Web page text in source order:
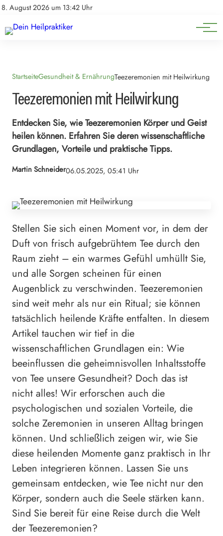
8. August 2026 um 13:42 Uhr
Impressum
Natürliche Medizin
Heilpflanzen & Kräuterkunde
StartseiteGesundheit & ErnährungTeezeremonien mit Heilwirkung
Teezeremonien mit Heilwirkung
Entdecken Sie, wie Teezeremonien Körper und Geist
heilen können. Erfahren Sie deren wissenschaftliche
Grundlagen, Vorteile und praktische Tipps.
Martin Schneider06.05.2025, 05:41 Uhr
Stellen Sie sich einen Moment vor, in dem der
Duft von frisch aufgebrühtem Tee durch den
Raum zieht – ein warmes Gefühl umhüllt Sie,
und alle Sorgen scheinen für einen
Augenblick zu verschwinden. Teezeremonien
sind weit mehr als nur ein Ritual; sie können
tatsächlich heilende Kräfte entfalten. In diesem
Artikel tauchen wir tief in die
wissenschaftlichen Grundlagen ein: Wie
beeinflussen die geheimnisvollen Inhaltsstoffe
von Tee unsere Gesundheit? Doch das ist
nicht alles! Wir erforschen auch die
psychologischen und sozialen Vorteile, die
solche Zeremonien in unseren Alltag bringen
können. Und schließlich zeigen wir, wie Sie
diese heilenden Momente ganz praktisch in Ihr
Leben integrieren können. Lassen Sie uns
gemeinsam entdecken, wie Tee nicht nur den
Körper, sondern auch die Seele stärken kann.
Sind Sie bereit für eine Reise durch die Welt
der Teezeremonien?